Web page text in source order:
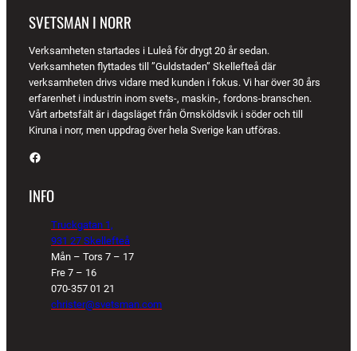
SVETSMAN I NORR
Verksamheten startades i Luleå för drygt 20 år sedan.
Verksamheten flyttades till ”Guldstaden” Skellefteå där
verksamheten drivs vidare med kunden i fokus. Vi har över 30 års
erfarenhet i industrin inom svets-, maskin-, fordons-branschen.
Vårt arbetsfält är i dagsläget från Örnsköldsvik i söder och till
Kiruna i norr, men uppdrag över hela Sverige kan utföras.
Facebook
INFO
Truckgatan 1,
931 27 Skellefteå
Mån – Tors 7 – 17
Fre 7 – 16
070-357 01 21
christer@svetsman.com